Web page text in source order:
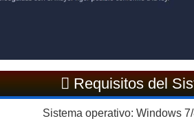
Requisitos del
Sistema operativo: Windows